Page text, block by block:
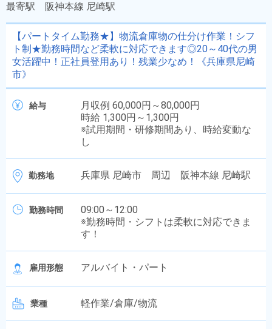
最寄駅 阪神本線 尼崎駅
【パートタイム勤務★】物流倉庫物の仕分け作業！シフ
ト制★勤務時間など柔軟に対応できます◎20～40代の男
女活躍中！正社員登用あり！残業少なめ！《兵庫県尼崎
市》
給与
月収例 60,000円～80,000円
時給 1,300円～1,300円
※試用期間・研修期間あり、時給変動な
し
勤務地 兵庫県 尼崎市 周辺 阪神本線 尼崎駅
勤務時間
09:00～12:00
※勤務時間・シフトは柔軟に対応できま
す！
雇用形態 アルバイト・パート
業種 軽作業/倉庫/物流